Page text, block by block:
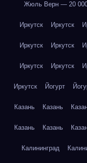
Жюль Верн — 20
Иркутск Иркутск
Иркутск Иркутск
Иркутск Иркутск
Иркутск Йогурт
Казань Казань
Казань Казань
Калининград